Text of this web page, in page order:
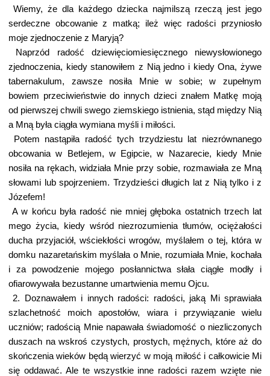
Wiemy, że dla każdego dziecka najmilszą rzeczą jest jego
serdeczne obcowanie z matką; ileż więc radości przyniosło
moje zjednoczenie z Maryją?
Naprzód radość dziewięciomiesięcznego niewysłowionego
zjednoczenia, kiedy stanowiłem z Nią jedno i kiedy Ona, żywe
tabernakulum, zawsze nosiła Mnie w sobie; w zupełnym
bowiem przeciwieństwie do innych dzieci znałem Matkę moją
od pierwszej chwili swego ziemskiego istnienia, stąd między Nią
a Mną była ciągła wymiana myśli i miłości.
Potem nastąpiła radość tych trzydziestu lat niezrównanego
obcowania w Betlejem, w Egipcie, w Nazarecie, kiedy Mnie
nosiła na rękach, widziała Mnie przy sobie, rozmawiała ze Mną
słowami lub spojrzeniem. Trzydzieści długich lat z Nią tylko i z
Józefem!
A w końcu była radość nie mniej głęboka ostatnich trzech lat
mego życia, kiedy wśród niezrozumienia tłumów, ociężałości
ducha przyjaciół, wściekłości wrogów, myślałem o tej, która w
domku nazaretańskim myślała o Mnie, rozumiała Mnie, kochała
i za powodzenie mojego posłannictwa słała ciągłe modły i
ofiarowywała bezustanne umartwienia memu Ojcu.
2. Doznawałem i innych radości: radości, jaką Mi sprawiała
szlachetność moich apostołów, wiara i przywiązanie wielu
uczniów; radością Mnie napawała świadomość o niezliczonych
duszach na wskroś czystych, prostych, mężnych, które aż do
skończenia wieków będą wierzyć w moją miłość i całkowicie Mi
się oddawać. Ale te wszystkie inne radości razem wzięte nie